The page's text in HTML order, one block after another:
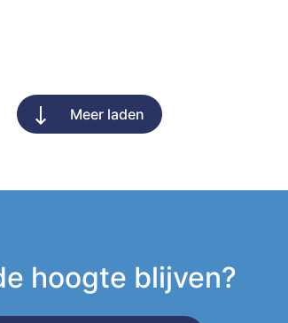
Meer laden
hoogte blijven?